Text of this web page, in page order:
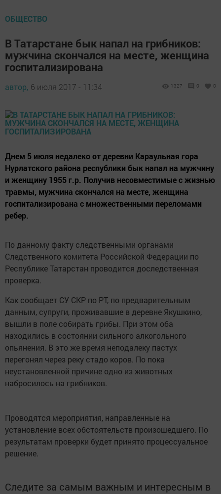
ОБЩЕСТВО
В Татарстане бык напал на грибников:
мужчина скончался на месте, женщина
госпитализирована
автор, 6 июля 2017 - 11:34 1327 0 0
Днем 5 июля недалеко от деревни Караульная гора
Нурлатского района республики бык напал на мужчину
и женщину 1955 г.р. Получив несовместимые с жизнью
травмы, мужчина скончался на месте, женщина
госпитализирована с множественными переломами
ребер.
По данному факту следственными органами
Следственного комитета Российской Федерации по
Республике Татарстан проводится доследственная
проверка.
Как сообщает СУ СКР по РТ, по предварительным
данным, супруги, проживавшие в деревне Якушкино,
вышли в поле собирать грибы. При этом оба
находились в состоянии сильного алкогольного
опьянения. В это же время неподалеку пастух
перегонял через реку стадо коров. По пока
неустановленной причине одно из животных
набросилось на грибников.
Проводятся мероприятия, направленные на
установление всех обстоятельств произошедшего. По
результатам проверки будет принято процессуальное
решение.
Следите за самым важным и интересным в